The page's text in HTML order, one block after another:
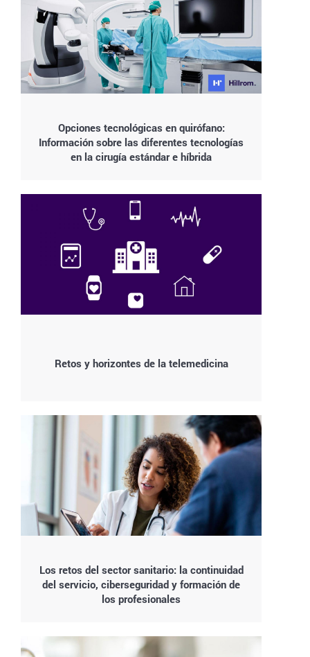
Opciones tecnológicas en quirófano:
Información sobre las diferentes tecnologías
en la cirugía estándar e híbrida
Retos y horizontes de la telemedicina
Los retos del sector sanitario: la continuidad
del servicio, ciberseguridad y formación de
los profesionales